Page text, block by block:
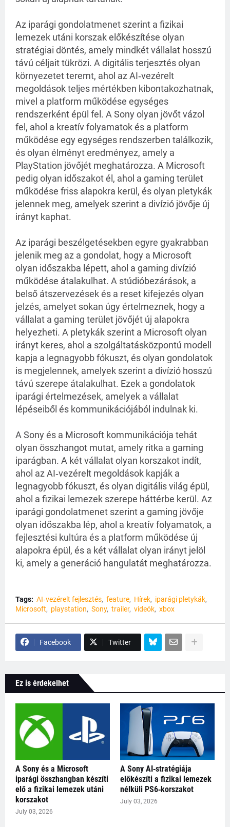
Az iparági gondolatmenet szerint a fizikai
lemezek utáni korszak előkészítése olyan
stratégiai döntés, amely mindkét vállalat hosszú
távú céljait tükrözi. A digitális terjesztés olyan
környezetet teremt, ahol az AI‑vezérelt
megoldások teljes mértékben kibontakozhatnak,
mivel a platform működése egységes
rendszerként épül fel. A Sony olyan jövőt vázol
fel, ahol a kreatív folyamatok és a platform
működése egy egységes rendszerben találkozik,
és olyan élményt eredményez, amely a
PlayStation jövőjét meghatározza. A Microsoft
pedig olyan időszakot él, ahol a gaming terület
működése friss alapokra kerül, és olyan pletykák
jelennek meg, amelyek szerint a divízió jövője új
irányt kaphat.
Az iparági beszélgetésekben egyre gyakrabban
jelenik meg az a gondolat, hogy a Microsoft
olyan időszakba lépett, ahol a gaming divízió
működése átalakulhat. A stúdióbezárások, a
belső átszervezések és a reset kifejezés olyan
jelzés, amelyet sokan úgy értelmeznek, hogy a
vállalat a gaming terület jövőjét új alapokra
helyezheti. A pletykák szerint a Microsoft olyan
irányt keres, ahol a szolgáltatásközpontú modell
kapja a legnagyobb fókuszt, és olyan gondolatok
is megjelennek, amelyek szerint a divízió hosszú
távú szerepe átalakulhat. Ezek a gondolatok
iparági értelmezések, amelyek a vállalat
lépéseiből és kommunikációjából indulnak ki.
A Sony és a Microsoft kommunikációja tehát
olyan összhangot mutat, amely ritka a gaming
iparágban. A két vállalat olyan korszakot indít,
ahol az AI‑vezérelt megoldások kapják a
legnagyobb fókuszt, és olyan digitális világ épül,
ahol a fizikai lemezek szerepe háttérbe kerül. Az
iparági gondolatmenet szerint a gaming jövője
olyan időszakba lép, ahol a kreatív folyamatok, a
fejlesztési kultúra és a platform működése új
alapokra épül, és a két vállalat olyan irányt jelöl
ki, amely a generáció hangulatát meghatározza.
Tags: AI‑vezérelt fejlesztés feature Hírek
iparági pletykák
Microsoft
playstation Sony trailer videók xbox
Facebook Twitter
Ez is érdekelhet
A Sony és a Microsoft
iparági összhangban készíti
elő a fizikai lemezek utáni
korszakot
July 03, 2026
A Sony AI‑stratégiája
előkészíti a fizikai lemezek
nélküli PS6‑korszakot
July 03, 2026